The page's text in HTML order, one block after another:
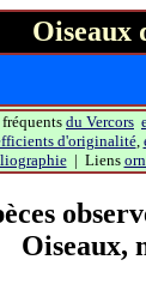
Oiseaux
du Vercors
d'originalité,
| Liens
Oiseaux,